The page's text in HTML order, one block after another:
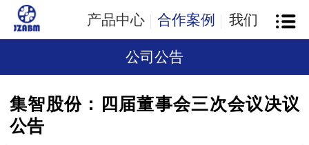
产品中心 合作案例 我们
公司公告
集智股份：四届董事会三次会议决议
公告